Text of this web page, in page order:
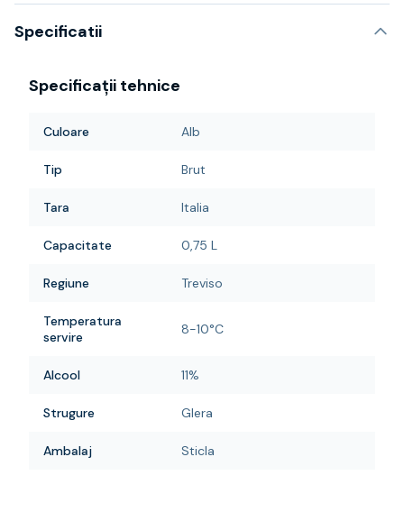
Specificatii
Specificații tehnice
Culoare Alb
Tip Brut
Tara Italia
Capacitate 0,75 L
Regiune Treviso
Temperatura
servire
8-10°C
Alcool 11%
Strugure Glera
Ambalaj Sticla